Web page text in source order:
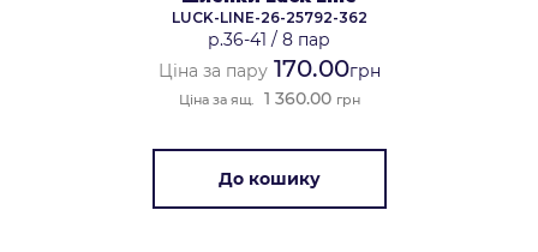
LUCK-LINE-26-25792-362
р.36-41 / 8 пар
Ціна за пару170.00грн
Ціна за ящ. 1 360.00 грн
До кошику